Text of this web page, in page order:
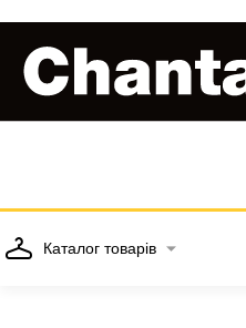
Каталог товарів